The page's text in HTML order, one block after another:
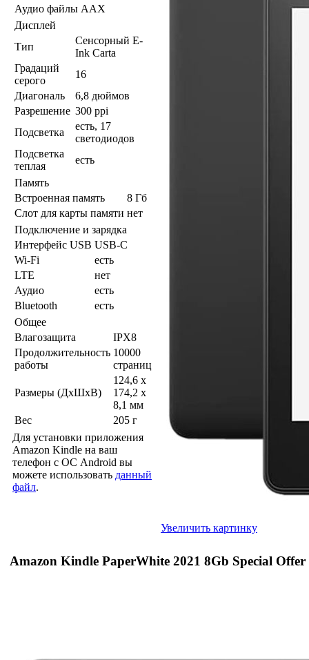
Аудио файлы AAX
Дисплей
Тип
Сенсорный E-
Ink Carta
Градаций
серого
16
Диагональ
6,8 дюймов
Разрешение 300 ppi
Подсветка
есть, 17
светодиодов
Подсветка
теплая
есть
Память
Встроенная память
8 Гб
Слот для карты памяти нет
Подключение и зарядка
Интерфейс USB USB-C
Wi-Fi
есть
LTE
нет
Аудио
есть
Bluetooth
есть
Общее
Влагозащита
IPX8
Продолжительность
работы
10000
страниц
Размеры (ДхШхВ)
124,6 x
174,2 x
8,1 мм
Вес
205 г
Для установки приложения
Amazon Kindle на ваш
телефон с ОС Android вы
можете использовать данный
файл.
Увеличить картинку
Amazon Kindle PaperWhite 2021 8Gb Special